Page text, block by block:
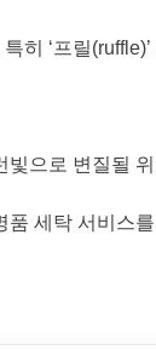
히 ‘프릴
으로 변질될
세탁 서비스